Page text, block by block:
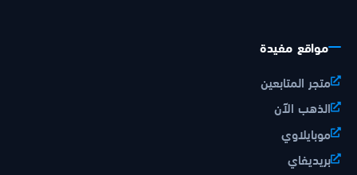
مواقع مفيدة
متجر المتابعين
الذهب الآن
موبايلاوي
بريديفاي